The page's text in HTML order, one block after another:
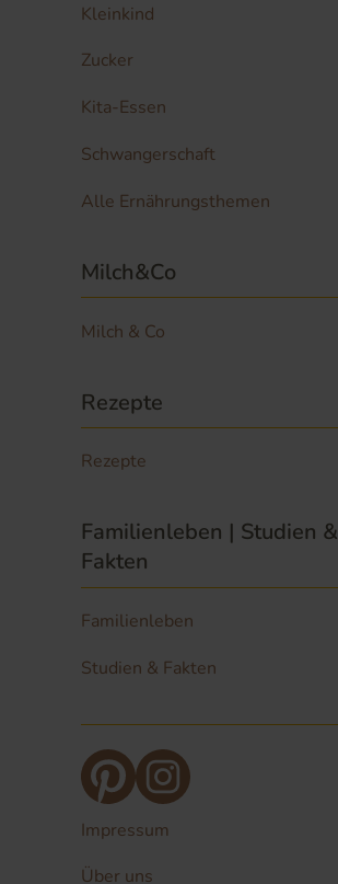
Kleinkind
Zucker
Kita-Essen
Schwangerschaft
Alle Ernährungsthemen
Milch&Co
Milch & Co
Rezepte
Rezepte
Familienleben | Studien &
Fakten
Familienleben
Studien & Fakten
Impressum
Über uns